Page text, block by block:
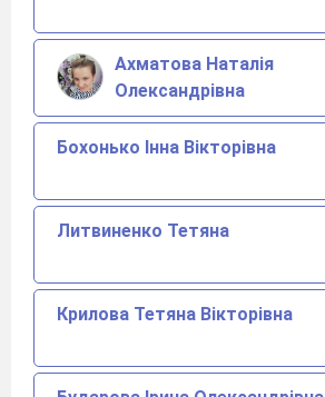
Ахматова Наталія
Олександрівна
Бохонько Інна Вікторівна
Литвиненко Тетяна
Крилова Тетяна Вікторівна